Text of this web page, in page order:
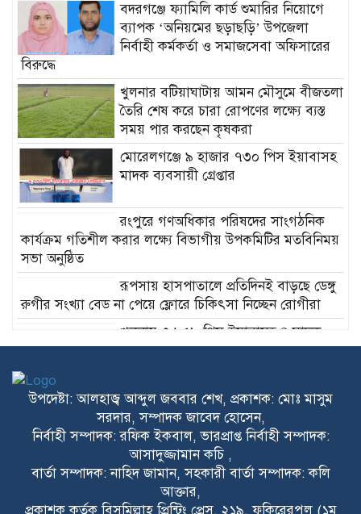
‎বদরগঞ্জে ফ্যামিলি কার্ড শুমারির নিয়োগে
ব্যাপক ‘অনিয়মের ছড়াছড়ি’ উপজেলা
নির্বাহী কর্মকর্তা ও সমাজসেবা অফিসারের
বিরুদ্ধে
খুলনার বটিয়াঘাটায় আমন মৌসুমে বীজতলা
তৈরি শেষ করে চারা রোপণের লক্ষ্যে ব্যস্ত
সময় পার করছেন কৃষকরা
মোরেলগঞ্জে ৯ হাজার ৭৩০ পিস ইয়াবাসহ
মাদক ব্যবসায়ী গ্রেপ্তার
রংপুরে গণঅধিকার পরিষদের সাংগঠনিক
কার্যক্রম গতিশীল করার লক্ষ্যে বিভাগীয় উপকমিটির মতবিনিময়
সভা অনুষ্ঠিত
রূপসায় হাসপাতালে প্রতিদিনই বাড়ছে ডেঙ্গু
রুগীর সংখ্যা বেড না পেয়ে ফ্লোরে চিকিৎসা নিচ্ছেন রোগীরা
খুলনায় ৩,৯৫৮ পিস ইয়াবাসহ ৪ মাদক
ব্যবসায়ী গ্রেপ্তার
সংবর্ধনা
ক্ষমতার লড়াই নয়, মানুষের কল্যাণের
প্রতিযোগিতা হোক রাজনীতির লক্ষ্য: মুফতি
সালেহ আহমাদ মুহিত
চেয়ারম্যান পদ নয়, মানুষের ভাগ্য বদলাতে
উপদেষ্টা: আলহাজ্ব আব্দুল জববার শেখ, প্রকাশক: মোঃ মাসুম
সরদার, সম্পাদক জাবেদ হোসেন,
নির্বাহী সম্পাদক: রফিক ইকবাল, ভারপ্রাপ্ত নির্বাহী সম্পাদক:
আসাদুজ্জামান কচি ,
বার্তা সম্পাদক: নাহিদ জামান, সহকারী বার্তা সম্পাদক: কলি
আক্তার,
প্রকাশক কর্তৃক বিসমিল্লাহ প্রিন্টিং প্রেস, ২১৯, ফকিরেরপুল (১ম